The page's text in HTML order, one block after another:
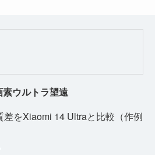
ウルトラ望遠
をXiaomi 14 Ultraと比較（作例